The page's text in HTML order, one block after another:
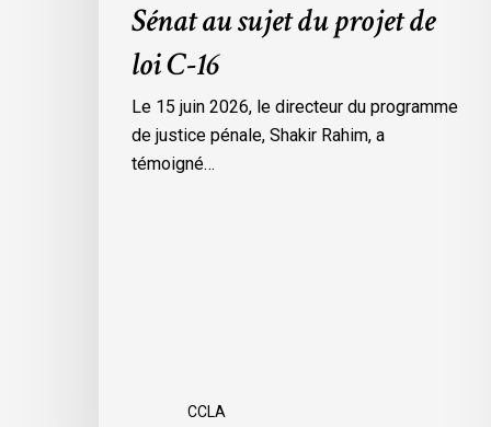
Sénat au sujet du projet de
loi C-16
Le 15 juin 2026, le directeur du programme
de justice pénale, Shakir Rahim, a
témoigné…
CCLA